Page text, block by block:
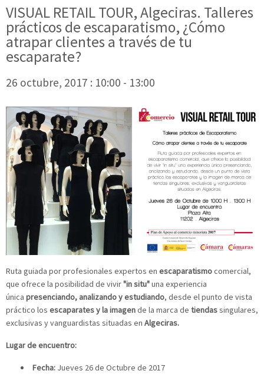
VISUAL RETAIL TOUR, Algeciras. Talleres
prácticos de escaparatismo, ¿Cómo
atrapar clientes a través de tu
escaparate?
26 octubre, 2017 : 10:00 - 13:00
Ruta guiada por profesionales expertos en escaparatismocomercial,
que ofrece la posibilidad de vivir"in situ"una experiencia
única presenciando, analizando y estudiando, desde el punto de vista
práctico los escaparatesy la imagende la marca de tiendassingulares,
exclusivas y vanguardistas situadas en Algeciras.
Lugar de encuentro:
Fecha: Jueves 26 de Octubre de 2017